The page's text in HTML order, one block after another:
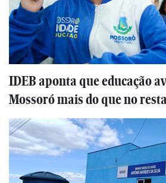
IDEB aponta que educação
Mossoró mais do que no